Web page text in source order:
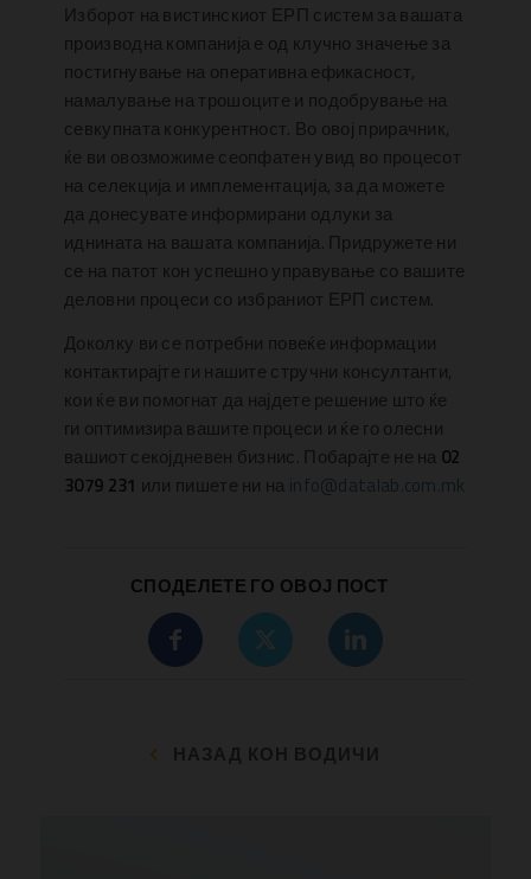
Изборот на вистинскиот ЕРП систем за вашата
производна компанија е од клучно значење за
постигнување на оперативна ефикасност,
намалување на трошоците и подобрување на
севкупната конкурентност. Во овој прирачник,
ќе ви овозможиме сеопфатен увид во процесот
на селекција и имплементација, за да можете
да донесувате информирани одлуки за
иднината на вашата компанија. Придружете ни
се на патот кон успешно управување со вашите
деловни процеси со избраниот ЕРП систем.
Доколку ви се потребни повеќе информации
контактирајте ги нашите стручни консултанти,
кои ќе ви помогнат да најдете решение што ќе
ги оптимизира вашите процеси и ќе го олесни
вашиот секојдневен бизнис. Побарајте не на 02
3079 231 или пишете ни на info@datalab.com.mk
СПОДЕЛЕТЕ ГО ОВОЈ ПОСТ